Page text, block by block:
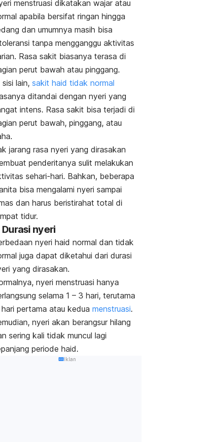
menstruasi dikatakan wajar atau
apabila bersifat ringan hingga
dan umumnya masih bisa
tanpa mengganggu aktivitas
Rasa sakit biasanya terasa di
perut bawah atau pinggang.
sisi lain, sakit haid tidak normal
ditandai dengan nyeri yang
intens. Rasa sakit bisa terjadi di
perut bawah, pinggang, atau
jarang rasa nyeri yang dirasakan
penderitanya sulit melakukan
sehari-hari. Bahkan, beberapa
bisa mengalami nyeri sampai
dan harus beristirahat total di
tidur.
Durasi nyeri
nyeri haid normal dan tidak
juga dapat diketahui dari durasi
yang dirasakan.
nyeri menstruasi hanya
selama 1 – 3 hari, terutama
pertama atau kedua menstruasi.
nyeri akan berangsur hilang
sering kali tidak muncul lagi
periode haid.
Iklan